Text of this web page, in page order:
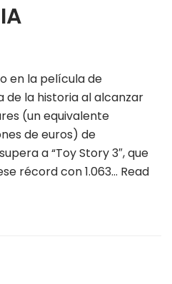
en la película de
de la historia al alcanzar
(un equivalente
de euros) de
a “Toy Story 3″, que
récord con 1.063… Read